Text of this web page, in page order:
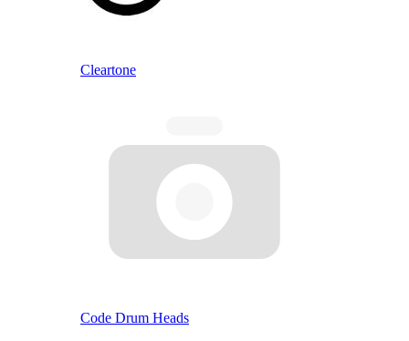
Cleartone
Code Drum Heads